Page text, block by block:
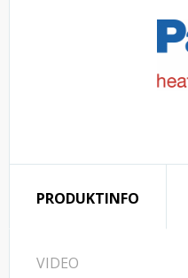
PRODUKTINFO
VIDEO